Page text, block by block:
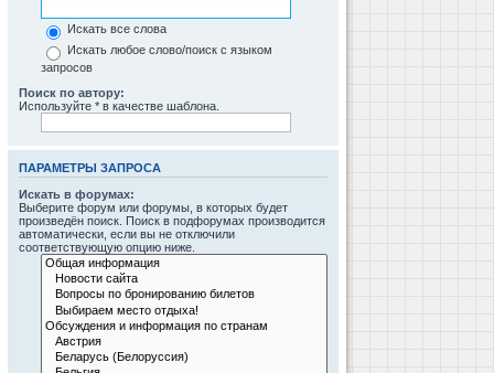
Искать все слова
Искать любое слово/поиск с языком
запросов
Поиск по автору:
Используйте * в качестве шаблона.
ПАРАМЕТРЫ ЗАПРОСА
Искать в форумах:
Выберите форум или форумы, в которых будет
произведён поиск. Поиск в подфорумах производится
автоматически, если вы не отключили
соответствующую опцию ниже.